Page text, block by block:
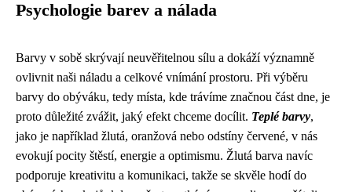
Psychologie barev a nálada
Barvy v sobě skrývají neuvěřitelnou sílu a dokáží významně
ovlivnit naši náladu a celkové vnímání prostoru. Při výběru
barvy do obýváku, tedy místa, kde trávíme značnou část dne, je
proto důležité zvážit, jaký efekt chceme docílit. Teplé barvy,
jako je například žlutá, oranžová nebo odstíny červené, v nás
evokují pocity štěstí, energie a optimismu. Žlutá barva navíc
podporuje kreativitu a komunikaci, takže se skvěle hodí do